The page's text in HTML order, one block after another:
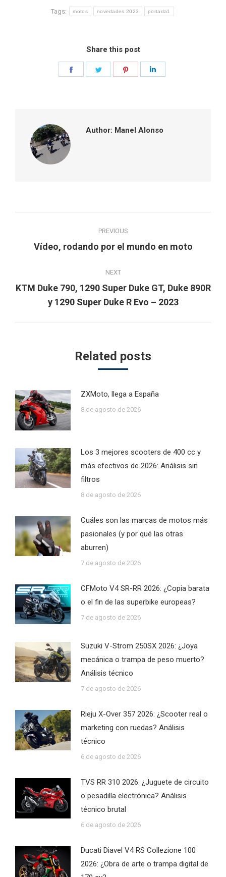
Tags: motos novedades 2023 portada1
Share this post
Author: Manel Alonso
navigation
PREVIOUS
Previous
Vídeo, rodando por el mundo en moto
NEXT
Next
post:
KTM Duke 790, 1290 Super Duke GT, Duke 890R
y 1290 Super Duke R Evo – 2023
Related posts
ZXMoto, llega a España
8 de agosto de 2026
Los 3 mejores scooters de 400 cc y
más efectivos de 2026: Análisis sin
filtros
8 de agosto de 2026
Cuáles son las marcas de motos más
pasionales (y por qué las otras
aburren)
7 de agosto de 2026
CFMoto V4 SR-RR 2026: ¿Copia barata
o el fin de las superbike europeas?
7 de agosto de 2026
Suzuki V-Strom 250SX 2026: ¿Joya
mecánica o trampa de peso muerto?
Análisis técnico
7 de agosto de 2026
Rieju X-Over 357 2026: ¿Scooter real o
marketing con ruedas? Análisis
técnico
6 de agosto de 2026
TVS RR 310 2026: ¿Juguete de circuito
o pesadilla electrónica? Análisis
técnico brutal
6 de agosto de 2026
Ducati Diavel V4 RS Collezione 100
2026: ¿Obra de arte o trampa digital de